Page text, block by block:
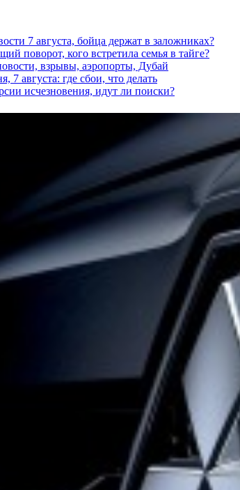
7 августа, бойца держат в заложниках?
поворот, кого встретила семья в тайге?
взрывы, аэропорты, Дубай
7 августа: где сбои, что делать
исчезновения, идут ли поиски?